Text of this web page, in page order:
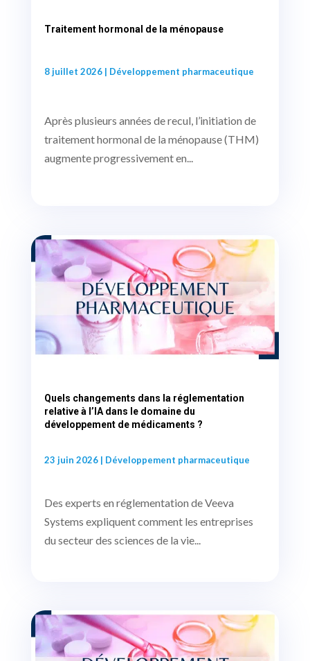
Traitement hormonal de la ménopause
8 juillet 2026| Développement pharmaceutique
Après plusieurs années de recul, l’initiation de
traitement hormonal de la ménopause (THM)
augmente progressivement en...
Quels changements dans la réglementation
relative à l’IA dans le domaine du
développement de médicaments ?
23 juin 2026| Développement pharmaceutique
Des experts en réglementation de Veeva
Systems expliquent comment les entreprises
du secteur des sciences de la vie...